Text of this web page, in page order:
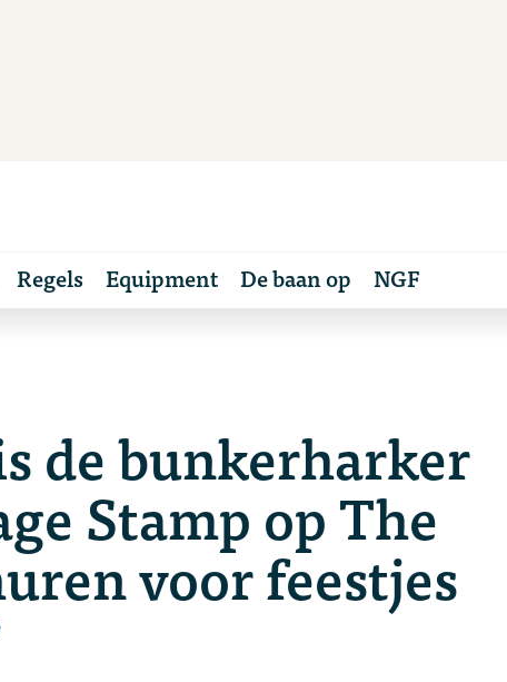
Regels Equipment De baan op NGF
de bunkerharker
Stamp op The
voor feestjes